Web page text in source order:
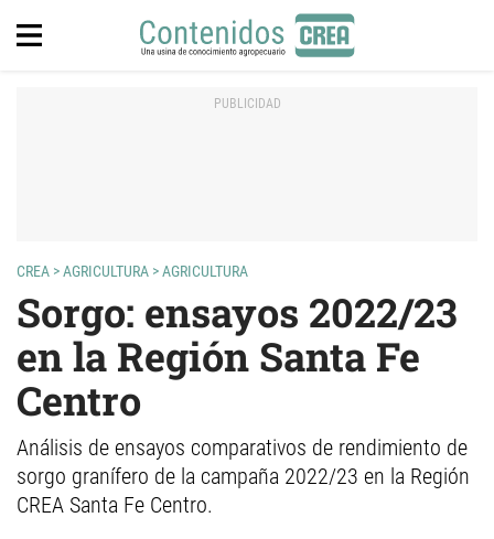
CREA >AGRICULTURA >AGRICULTURA
Sorgo: ensayos 2022/23
en la Región Santa Fe
Centro
Análisis de ensayos comparativos de rendimiento de
sorgo granífero de la campaña 2022/23 en la Región
CREA Santa Fe Centro.